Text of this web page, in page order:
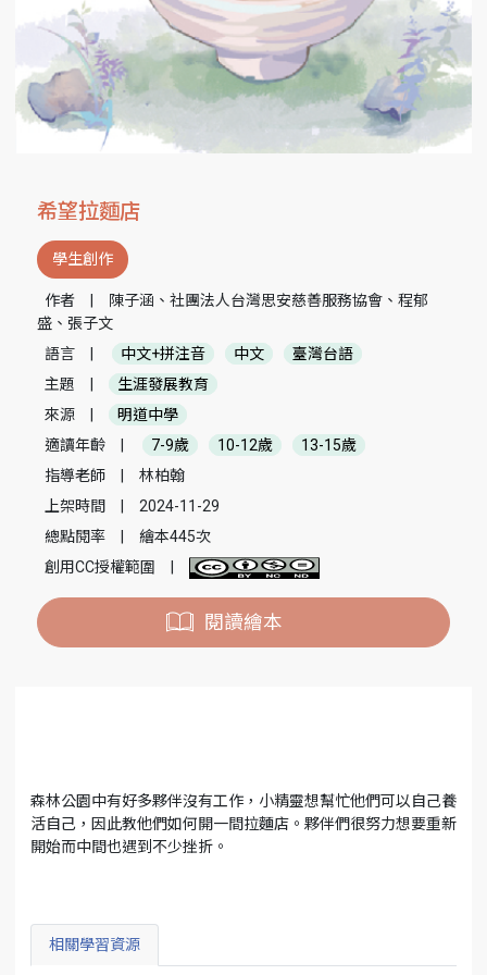
希望拉麵店
學生創作
作者
陳子涵、社團法人台灣思安慈善服務協會、程郁
盛、張子文
語言
中文+拼注音 中文
臺灣台語
主題
生涯發展教育
來源
明道中學
適讀年齡
7-9歲 10-12歲
13-15歲
指導老師
林柏翰
上架時間
2024-11-29
總點閱率
繪本445次
創用CC授權範圍
閱讀繪本
森林公園中有好多夥伴沒有工作，小精靈想幫忙他們可以自己養
活自己，因此教他們如何開一間拉麵店。夥伴們很努力想要重新
開始而中間也遇到不少挫折。
相關學習資源